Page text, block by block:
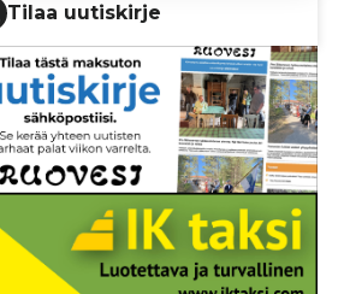
Tilaa uutiskirje